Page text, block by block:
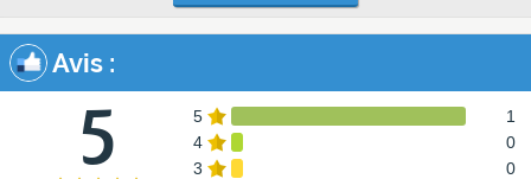
Avis :
5 5
1
4
0
3
0